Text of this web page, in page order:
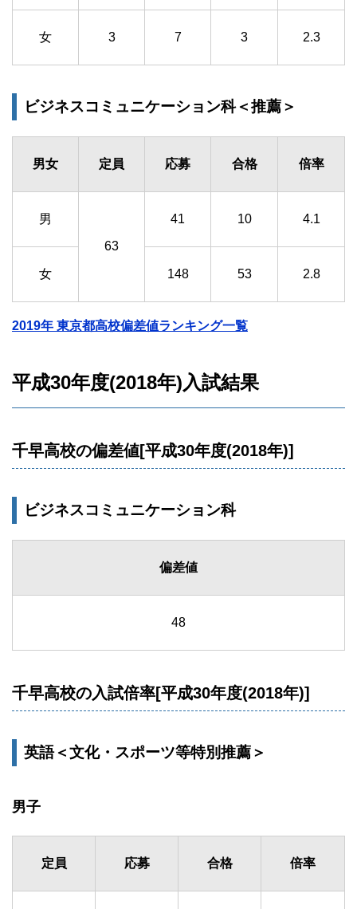
女 3 7 3 2.3
ビジネスコミュニケーション科＜推薦＞
男女 定員 応募 合格 倍率
男
63
41 10 4.1
女 148 53 2.8
2019年 東京都高校偏差値ランキング一覧
平成30年度(2018年)入試結果
千早高校の偏差値[平成30年度(2018年)]
ビジネスコミュニケーション科
偏差値
48
千早高校の入試倍率[平成30年度(2018年)]
英語＜文化・スポーツ等特別推薦＞
男子
定員 応募 合格 倍率